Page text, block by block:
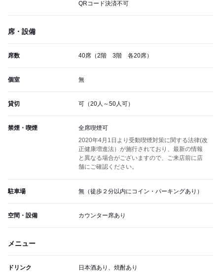
QRコード決済不可
席・設備
席数 40席（2階 3階 各20席）
個室 無
貸切 可（20人～50人可）
禁煙・喫煙
全席喫煙可
2020年4月1日より受動喫煙対策に関する法律(改
正健康増進法）が施行されており、最新の情報
と異なる場合がございますので、ご来店前に店
舗にご確認ください。
駐車場 無（徒歩２分以内にコイン・パーキングあり）
空間・設備 カウンター席あり
メニュー
ドリンク 日本酒あり、焼酎あり